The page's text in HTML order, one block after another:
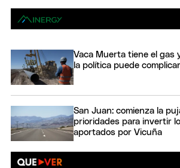
Vaca Muerta tiene el gas
la política puede
San Juan: comienza la
prioridades para invertir
aportados por Vicuña